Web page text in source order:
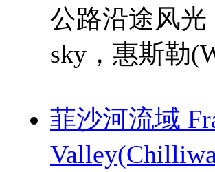
公路沿途风光
sky，惠斯勒
菲沙河流域